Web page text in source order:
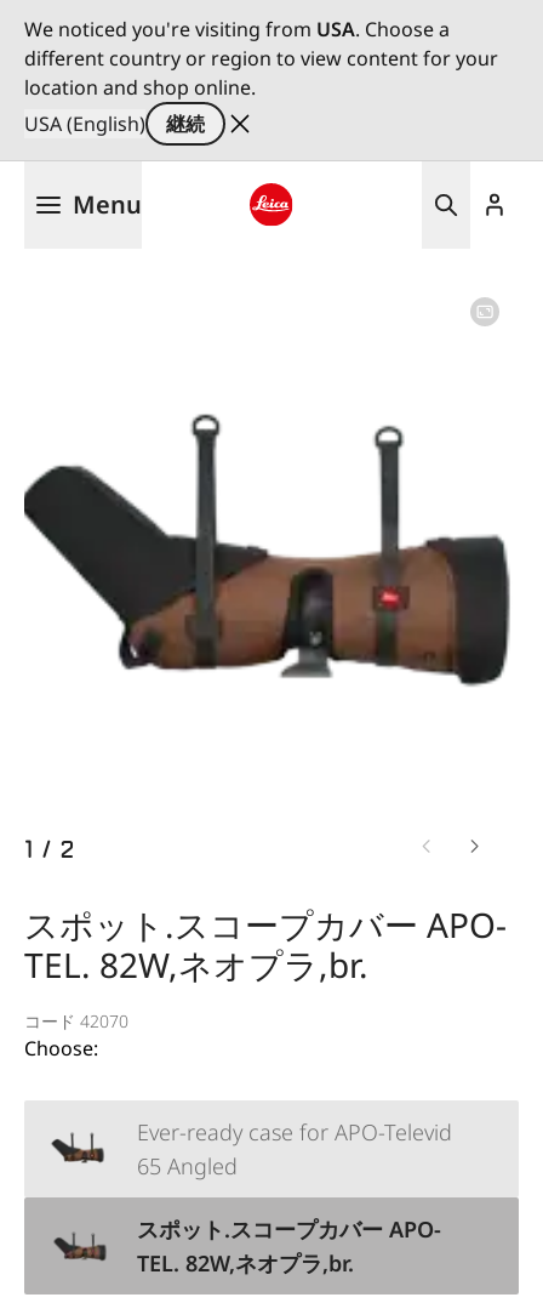
We noticed you're visiting from USA. Choose a
different country or region to view content for your
location and shop online.
USA (English)
継続
Menu
1 / 2
スポット.スコープカバー APO-
TEL. 82W,ネオプラ,br.
コード 42070
Choose:
Ever-ready case for APO-Televid
65 Angled
スポット.スコープカバー APO-
TEL. 82W,ネオプラ,br.